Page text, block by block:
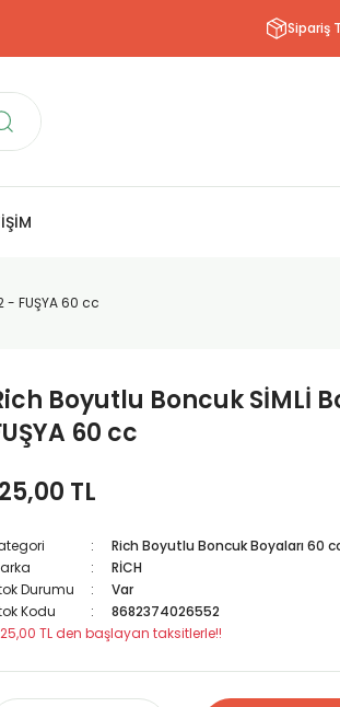
Sipariş
- FUŞYA 60 cc
Boyutlu Boncuk SİMLİ
60 cc
TL
Rich Boyutlu Boncuk Boyaları 60
RİCH
Durumu
Var
Kodu
8682374026552
TL den başlayan taksitlerle!!